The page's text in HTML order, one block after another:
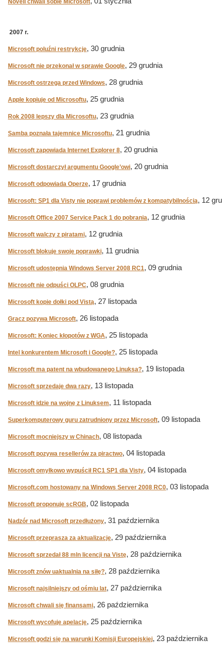
Novell chwali sobie Microsoft
2007 r.
Microsoft poluźni restrykcje, 30 grudnia
Microsoft nie przekonał w sprawie Google, 29 grudnia
Microsoft ostrzega przed Windows, 28 grudnia
Apple kopiuje od Microsoftu, 25 grudnia
Rok 2008 lepszy dla Microsoftu, 23 grudnia
Samba poznała tajemnice Microsoftu, 21 grudnia
Microsoft zapowiada Internet Explorer 8, 20 grudnia
Microsoft dostarczył argumentu Google’owi, 20 grudnia
Microsoft odpowiada Operze, 17 grudnia
Microsoft: SP1 dla Visty nie poprawi problemów z kompatybilnością, 12
Microsoft Office 2007 Service Pack 1 do pobrania, 12 grudnia
Microsoft walczy z piratami, 12 grudnia
Microsoft blokuje swoje poprawki, 11 grudnia
Microsoft udostępnia Windows Server 2008 RC1, 09 grudnia
Microsoft nie odpuści OLPC, 08 grudnia
Microsoft kopie dołki pod Vistą, 27 listopada
Gracz pozywa Microsoft, 26 listopada
Microsoft: Koniec kłopotów z WGA, 25 listopada
Intel konkurentem Microsoft i Google?, 25 listopada
Microsoft ma patent na wbudowanego Linuksa?, 19 listopada
Microsoft sprzedaje dwa razy, 13 listopada
Microsoft idzie na wojnę z Linuksem, 11 listopada
Superkomputerowy guru zatrudniony przez Microsoft, 09 listopada
Microsoft mocniejszy w Chinach, 08 listopada
Microsoft pozywa resellerów za piractwo, 04 listopada
Microsoft omyłkowo wypuścił RC1 SP1 dla Visty, 04 listopada
Microsoft.com hostowany na Windows Server 2008 RC0, 03 listopada
Microsoft proponuje scRGB, 02 listopada
Nadzór nad Microsoft przedłużony, 31 października
Microsoft przeprasza za aktualizacje, 29 października
Microsoft sprzedał 88 mln licencji na Vistę, 28 października
Microsoft znów uaktualnia na siłę?, 28 października
Microsoft najsilniejszy od ośmiu lat, 27 października
Microsoft chwali się finansami, 26 października
Microsoft wycofuje apelacje, 25 października
Microsoft godzi się na warunki Komisji Europejskiej, 23 października